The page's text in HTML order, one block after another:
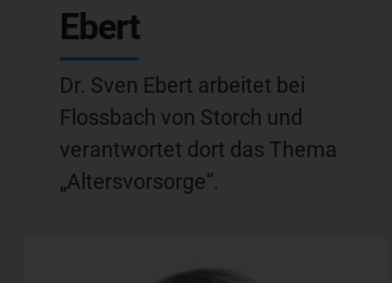
Ebert
Dr. Sven Ebert arbeitet bei
Flossbach von Storch und
verantwortet dort das Thema
„Altersvorsorge“.